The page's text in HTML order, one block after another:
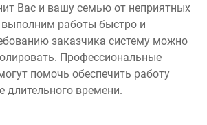
Вас и вашу семью от неприятных
работы быстро и
заказчика систему можно
Профессиональные
помочь обеспечить работу
длительного времени.